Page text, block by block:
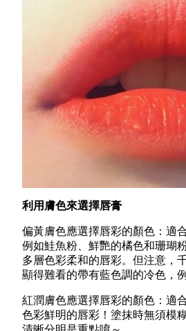
利用膚色來選擇唇膏
偏黃膚色應選擇唇彩的顏色：適
例如鮭魚粉、鮮艷的橘色和珊瑚
多層色彩柔和的唇彩。但注意，
顯得難看的帶有藍色調的冷色，
紅潤膚色應選擇唇彩的顏色：適
色彩鮮明的唇彩！塗抹時無須模